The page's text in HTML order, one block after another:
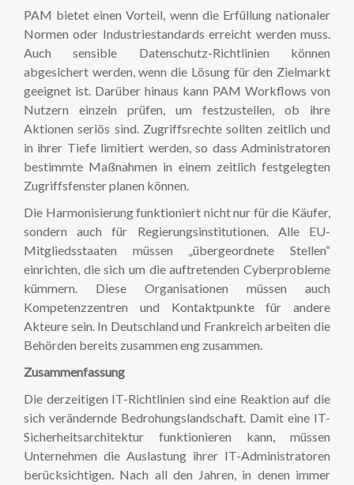
PAM bietet einen Vorteil, wenn die Erfüllung nationaler
Normen oder Industriestandards erreicht werden muss.
Auch sensible Datenschutz-Richtlinien können
abgesichert werden, wenn die Lösung für den Zielmarkt
geeignet ist. Darüber hinaus kann PAM Workflows von
Nutzern einzeln prüfen, um festzustellen, ob ihre
Aktionen seriös sind. Zugriffsrechte sollten zeitlich und
in ihrer Tiefe limitiert werden, so dass Administratoren
bestimmte Maßnahmen in einem zeitlich festgelegten
Zugriffsfenster planen können.
Die Harmonisierung funktioniert nicht nur für die Käufer,
sondern auch für Regierungsinstitutionen. Alle EU-
Mitgliedsstaaten müssen „übergeordnete Stellen“
einrichten, die sich um die auftretenden Cyberprobleme
kümmern. Diese Organisationen müssen auch
Kompetenzzentren und Kontaktpunkte für andere
Akteure sein. In Deutschland und Frankreich arbeiten die
Behörden bereits zusammen eng zusammen.
Zusammenfassung
Die derzeitigen IT-Richtlinien sind eine Reaktion auf die
sich verändernde Bedrohungslandschaft. Damit eine IT-
Sicherheitsarchitektur funktionieren kann, müssen
Unternehmen die Auslastung ihrer IT-Administratoren
berücksichtigen. Nach all den Jahren, in denen immer